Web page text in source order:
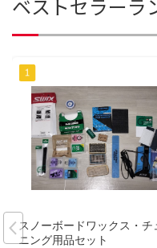
ベストセラーラ
スノーボードワックス・チ
ニング用品セット